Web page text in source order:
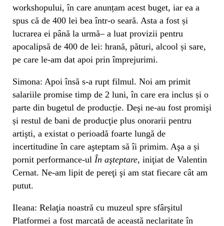
workshopului, în care anunțam acest buget, iar ea a
spus că de 400 lei bea într-o seară. Asta a fost și
lucrarea ei până la urmă– a luat provizii pentru
apocalipsă de 400 de lei: hrană, pături, alcool și sare,
pe care le-am dat apoi prin împrejurimi.
Simona: Apoi însă s-a rupt filmul. Noi am primit
salariile promise timp de 2 luni, în care era inclus și o
parte din bugetul de producție. Deşi ne-au fost promişi
și restul de bani de producţie plus onorarii pentru
artişti, a existat o perioadă foarte lungă de
incertitudine în care aşteptam să îi primim. Aşa a și
pornit performance-ul În aşteptare, iniţiat de Valentin
Cernat. Ne-am lipit de pereţi şi am stat fiecare cât am
putut.
Ileana: Relaţia noastră cu muzeul spre sfârşitul
Platformei a fost marcată de această neclaritate în